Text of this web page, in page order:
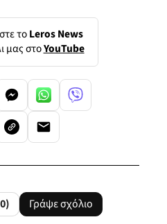
τοLeros News
μας στοYouTube
Γράψε σχόλιο